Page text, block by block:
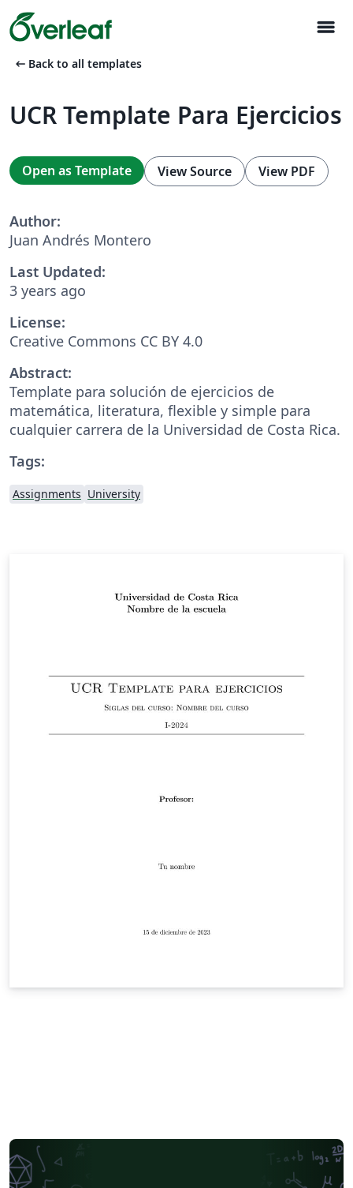
menu
arrow_left_alt Back to all templates
UCR Template Para Ejercicios
Open as Template View Source View PDF
Author:
Juan Andrés Montero
Last Updated:
3 years ago
License:
Creative Commons CC BY 4.0
Abstract:
Template para solución de ejercicios de
matemática, literatura, flexible y simple para
cualquier carrera de la Universidad de Costa Rica.
Tags:
Assignments University